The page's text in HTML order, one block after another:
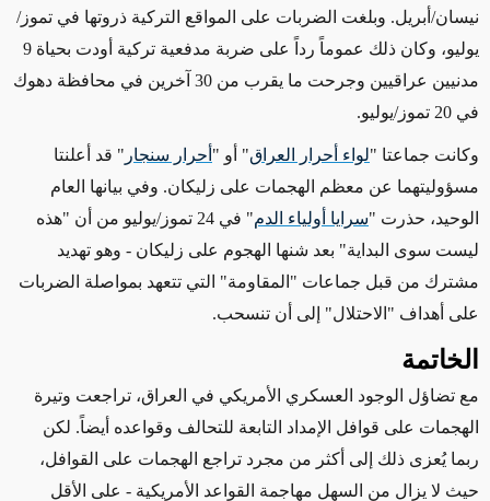
نيسان/أبريل. وبلغت الضربات على المواقع التركية ذروتها في تموز/
يوليو، وكان ذلك عموماً رداً على ضربة
مدفعية تركية أودت بحياة 9
مدنيين عراقيين وجرحت
ما يقرب من 30 آخرين في محافظة دهوك
في 20 تموز/يوليو.
وكانت جماعتا "لواء أحرار العراق" أو " أحرار سنجار " قد أعلنتا
مسؤوليتهما عن معظم الهجمات على زليكان. وفي بيانها العام
الوحيد، حذرت "سرايا أولياء الدم" في 24 تموز/يوليو من أن "هذه
ليست سوى البداية" بعد شنها الهجوم على زليكان - وهو تهديد
مشترك من قبل جماعات "المقاومة" التي تتعهد بمواصلة الضربات
على أهداف "الاحتلال" إلى أن تنسحب.
الخاتمة
مع تضاؤل الوجود العسكري الأمريكي في العراق، تراجعت وتيرة
الهجمات على قوافل الإمداد التابعة للتحالف وقواعده أيضاً. لكن
ربما يُعزى ذلك إلى أكثر من مجرد تراجع الهجمات على القوافل،
حيث لا يزال من السهل مهاجمة القواعد الأمريكية - على الأقل